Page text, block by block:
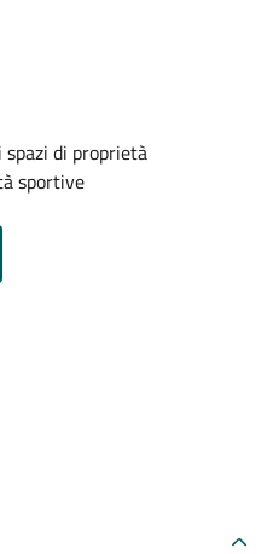
spazi di proprietà
sportive